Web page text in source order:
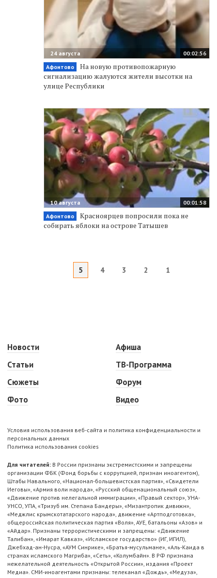
00:02:56
24 августа
Афонтово
На новую противопожарную
сигнализацию жалуются жители высотки на
улице Республики
00:01:58
10 августа
Афонтово
Красноярцев попросили пока не
собирать яблоки на острове Татышев
5 4 3 2 1
Новости
Статьи
Сюжеты
Фото
Афиша
ТВ-Программа
Форум
Видео
Условия использования веб-сайта и политика конфиденциальности и
персональных данных
Политика использования cookies
Для читателей: В России признаны экстремистскими и запрещены
организации ФБК (Фонд борьбы с коррупцией, признан иноагентом),
Штабы Навального, «Национал-большевистская партия», «Свидетели
Иеговы», «Армия воли народа», «Русский общенациональный союз»,
«Движение против нелегальной иммиграции», «Правый сектор», УНА-
УНСО, УПА, «Тризуб им. Степана Бандеры», «Мизантропик дивижн»,
«Меджлис крымскотатарского народа», движение «Артподготовка»,
общероссийская политическая партия «Воля», АУЕ, батальоны «Азов» и
«Айдар». Признаны террористическими и запрещены: «Движение
Талибан», «Имарат Кавказ», «Исламское государство» (ИГ, ИГИЛ),
Джебхад-ан-Нусра, «АУМ Синрике», «Братья-мусульмане», «Аль-Каида в
странах исламского Магриба», «Сеть», «Колумбайн». В РФ признана
нежелательной деятельность «Открытой России», издания «Проект
Медиа». СМИ-иноагентами признаны: телеканал «Дождь», «Медуза»,